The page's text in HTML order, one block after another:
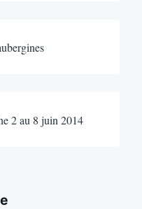
2 au 8 juin 2014